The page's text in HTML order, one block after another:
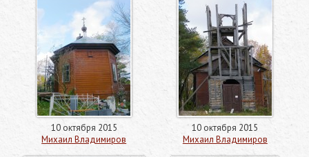
10 октября 2015
Михаил Владимиров
10 октября 2015
Михаил Владимиров